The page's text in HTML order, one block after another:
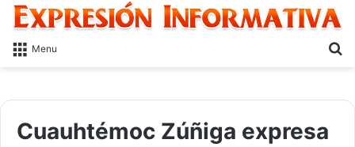
Menu
Cuauhtémoc Zúñiga expresa